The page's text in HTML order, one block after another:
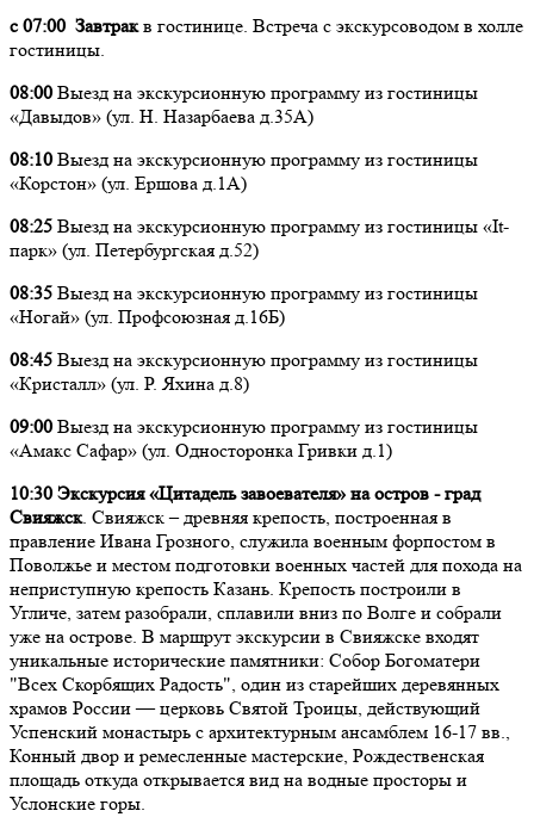
с 07:00 Завтракв гостинице. Встреча с экскурсоводом в холле
гостиницы.
08:00 Выезд на экскурсионную программу из гостиницы
«Давыдов» (ул. Н. Назарбаева д.35А)
08:10 Выезд на экскурсионную программу из гостиницы
«Корстон» (ул. Ершова д.1А)
08:25 Выезд на экскурсионную программу из гостиницы «It-
парк» (ул. Петербургская д.52)
08:35 Выезд на экскурсионную программу из гостиницы
«Ногай» (ул. Профсоюзная д.16Б)
08:45 Выезд на экскурсионную программу из гостиницы
«Кристалл» (ул. Р. Яхина д.8)
09:00 Выезд на экскурсионную программу из гостиницы
«Амакс Сафар» (ул. Односторонка Гривки д.1)
10:30 Экскурсия «Цитадель завоевателя» на остров - град
Свияжск. Свияжск – древняя крепость, построенная в
правление Ивана Грозного, служила военным форпостом в
Поволжье и местом подготовки военных частей для похода на
неприступную крепость Казань. Крепость построили в
Угличе, затем разобрали, сплавили вниз по Волге и собрали
уже на острове. В маршрут экскурсии в Свияжске входят
уникальные исторические памятники: Собор Богоматери
"Всех Скорбящих Радость", один из старейших деревянных
храмов России — церковь Святой Троицы, действующий
Успенский монастырь с архитектурным ансамблем 16-17 вв.,
Конный двор и ремесленные мастерские, Рождественская
площадь откуда открывается вид на водные просторы и
Услонские горы.